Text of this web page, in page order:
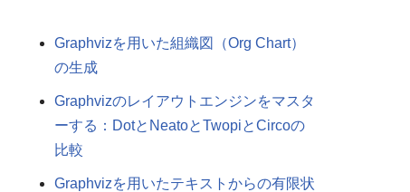
Graphvizを用いた組織図（Org Chart）
の生成
Graphvizのレイアウトエンジンをマスタ
ーする：DotとNeatoとTwopiとCircoの
比較
Graphvizを用いたテキストからの有限状